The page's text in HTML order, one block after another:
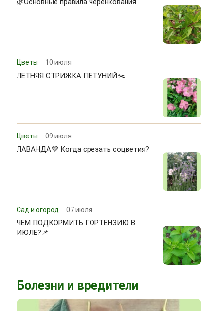
Цветы 10 июля
ЛЕТНЯЯ СТРИЖКА ПЕТУНИЙ✂️
Цветы 09 июля
ЛАВАНДА💜 Когда срезать соцветия?
Сад и огород 07 июля
ЧЕМ ПОДКОРМИТЬ ГОРТЕНЗИЮ В
ИЮЛЕ?📌
Болезни и вредители